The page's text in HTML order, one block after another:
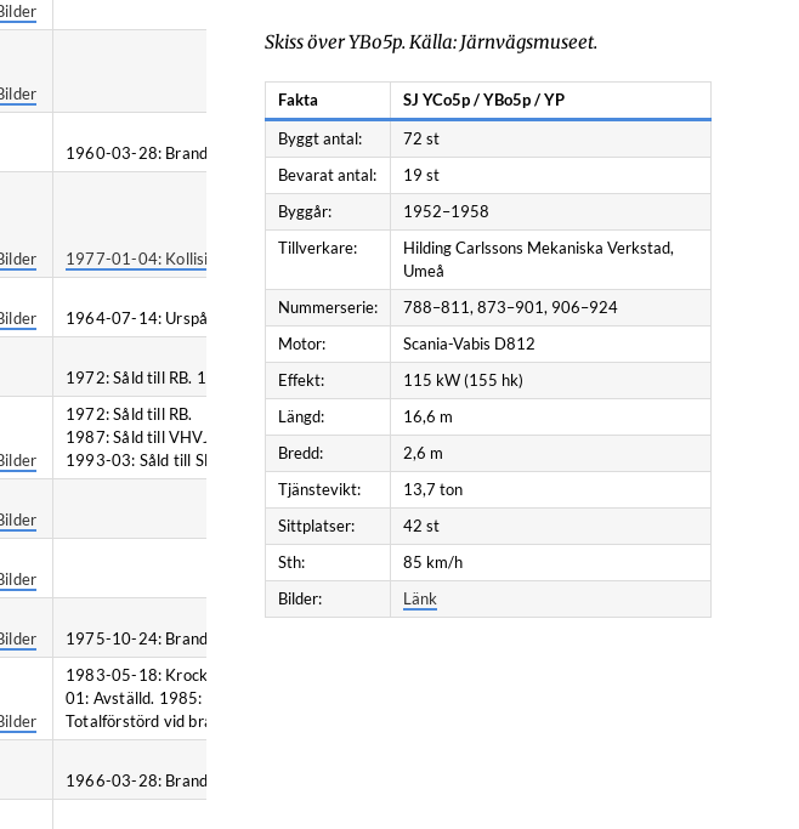
1960-03-28: Brand, Norrköping.
1977-01-04: Kollision, Tuna–Väderum.
1964-07-14: Urspårning, Åtvidaberg.
1972: Såld till RB. 1987: Såld till ULJ.
1972: Såld till RB.
1987: Såld till VHVJ. 1989-08-12: Krockskadad med YP 886 i Hultsfred.
1993-03: Såld till SMAB. 1997-10-18: Såld till FSVV. 2010: Såld till ULJ.
1975-10-24: Brand, Vena–Gnötteln.
1983-05-18: Krock med granatkastare Kvarnagården–Braås. 1984-09-
01: Avställd. 1985: Såld till FSVV. 1987: Såld till VHVJ. 1989-07-03:
Totalförstörd vid brand, Åseda.
1966-03-28: Brand, Kalmar.
Skiss över YBo5p. Källa: Järnvägsmuseet.
Fakta
SJ YCo5p / YBo5p / YP
Byggt antal:
72 st
Bevarat antal:
19 st
Byggår:
1952–1958
Tillverkare:
Hilding Carlssons Mekaniska Verkstad,
Umeå
Nummerserie:
788–811, 873–901, 906–924
Motor:
Scania-Vabis D812
Effekt:
115 kW (155 hk)
Längd:
16,6 m
Bredd:
2,6 m
Tjänstevikt:
13,7 ton
Sittplatser:
42 st
Sth:
85 km/h
Bilder:
Länk